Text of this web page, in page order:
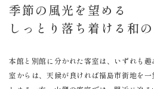
季節の風光を望める
しっとり落ち着ける和
本館と別館に分かれた客室は、いずれも
室からは、天候が良ければ福島市街地を